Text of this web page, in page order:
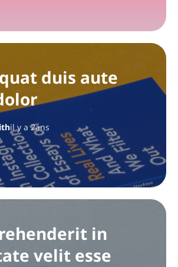
duis aute
il y a 2ans
in
velit esse